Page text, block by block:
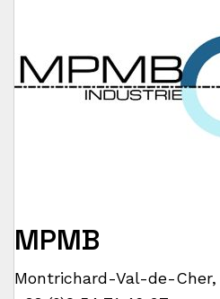
MPMB
Montrichard-Val-de-Cher,